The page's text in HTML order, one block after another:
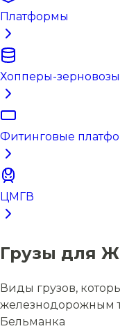
Платформы
Хопперы-зерновозы
Фитинговые
ЦМГВ
Грузы для
Виды грузов,
железнодорожным
Бельманка